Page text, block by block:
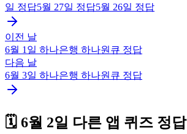
일 정답5월 27일 정답5월 26일 정답
이전 날
6월 1일 하나은행 하나원큐 정답
다음 날
6월 3일 하나은행 하나원큐 정답
🗓️ 6월 2일 다른 앱 퀴즈 정답